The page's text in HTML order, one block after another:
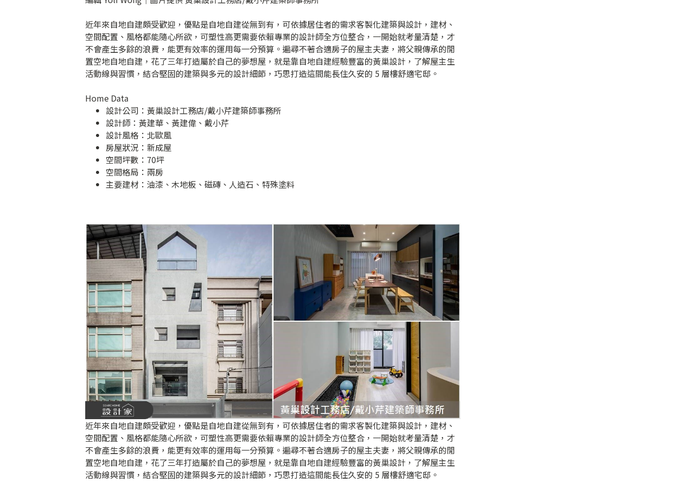
近年來自地自建頗受歡迎，優點是自地自建從無到有，可依據居住者的需求客製化建築與設計，建材、
空間配置、風格都能隨心所欲，可塑性高更需要依賴專業的設計師全方位整合，一開始就考量清楚，才
不會產生多餘的浪費，能更有效率的運用每一分預算。遍尋不著合適房子的屋主夫妻，將父親傳承的閒
置空地自地自建，花了三年打造屬於自己的夢想屋，就是靠自地自建經驗豐富的黃巢設計，了解屋主生
活動線與習慣，結合堅固的建築與多元的設計細節，巧思打造這間能長住久安的 5 層樓舒適宅邸。
Home Data
設計公司： 黃巢設計工務店/戴小芹建築師事務所
設計師：黃建華、黃建偉、戴小芹
設計風格：北歐風
房屋狀況：新成屋
空間坪數：70坪
空間格局：兩房
主要建材：油漆、木地板、磁磚、人造石、特殊塗料
近年來自地自建頗受歡迎，優點是自地自建從無到有，可依據居住者的需求客製化建築與設計，建材、
空間配置、風格都能隨心所欲，可塑性高更需要依賴專業的設計師全方位整合，一開始就考量清楚，才
不會產生多餘的浪費，能更有效率的運用每一分預算。遍尋不著合適房子的屋主夫妻，將父親傳承的閒
置空地自地自建，花了三年打造屬於自己的夢想屋，就是靠自地自建經驗豐富的黃巢設計，了解屋主生
活動線與習慣，結合堅固的建築與多元的設計細節，巧思打造這間能長住久安的 5 層樓舒適宅邸。